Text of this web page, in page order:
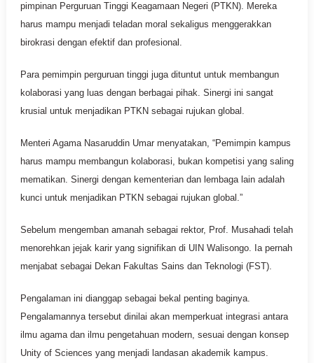
pimpinan Perguruan Tinggi Keagamaan Negeri (PTKN). Mereka
harus mampu menjadi teladan moral sekaligus menggerakkan
birokrasi dengan efektif dan profesional.
Para pemimpin perguruan tinggi juga dituntut untuk membangun
kolaborasi yang luas dengan berbagai pihak. Sinergi ini sangat
krusial untuk menjadikan PTKN sebagai rujukan global.
Menteri Agama Nasaruddin Umar menyatakan, “Pemimpin kampus
harus mampu membangun kolaborasi, bukan kompetisi yang saling
mematikan. Sinergi dengan kementerian dan lembaga lain adalah
kunci untuk menjadikan PTKN sebagai rujukan global.”
Sebelum mengemban amanah sebagai rektor, Prof. Musahadi telah
menorehkan jejak karir yang signifikan di UIN Walisongo. Ia pernah
menjabat sebagai Dekan Fakultas Sains dan Teknologi (FST).
Pengalaman ini dianggap sebagai bekal penting baginya.
Pengalamannya tersebut dinilai akan memperkuat integrasi antara
ilmu agama dan ilmu pengetahuan modern, sesuai dengan konsep
Unity of Sciences yang menjadi landasan akademik kampus.